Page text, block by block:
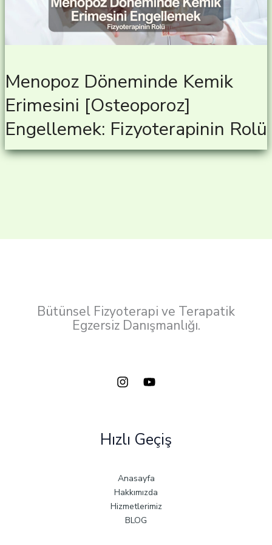
Menopoz Döneminde Kemik
Erimesini [Osteoporoz]
Engellemek: Fizyoterapinin Rolü
Bütünsel Fizyoterapi ve Terapatik
Egzersiz Danışmanlığı.
Hızlı Geçiş
Anasayfa
Hakkımızda
Hizmetlerimiz
BLOG